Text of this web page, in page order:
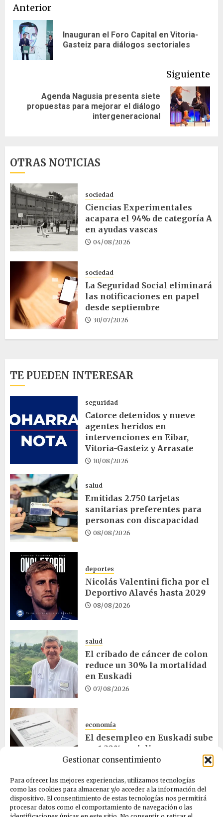
Gestionar consentimiento
Para ofrecer las mejores experiencias, utilizamos tecnologías
como las cookies para almacenar y/o acceder a la información del
dispositivo. El consentimiento de estas tecnologías nos permitirá
procesar datos como el comportamiento de navegación o las
Navegación
de
entradas
Anterior
Inauguran el Foro Capital en Vitoria-
Gasteiz para diálogos sectoriales
Siguiente
Siguiente
Agenda Nagusia presenta siete
propuestas para mejorar el diálogo
intergeneracional
OTRAS NOTICIAS
sociedad
Ciencias Experimentales
acapara el 94% de categoría A
en ayudas vascas
04/08/2026
sociedad
La Seguridad Social eliminará
las notificaciones en papel
desde septiembre
30/07/2026
TE PUEDEN INTERESAR
seguridad
Catorce detenidos y nueve
agentes heridos en
intervenciones en Eibar,
Vitoria-Gasteiz y Arrasate
10/08/2026
salud
Emitidas 2.750 tarjetas
sanitarias preferentes para
personas con discapacidad
08/08/2026
deportes
Nicolás Valentini ficha por el
Deportivo Alavés hasta 2029
08/08/2026
salud
El cribado de cáncer de colon
reduce un 30% la mortalidad
en Euskadi
07/08/2026
economía
El desempleo en Euskadi sube
un 1,32% en julio
06/08/2026
salud
Bilbao acogerá el mayor